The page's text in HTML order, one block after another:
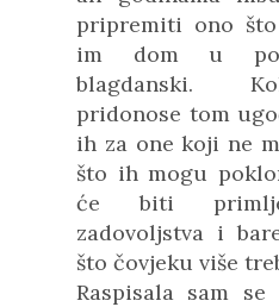
pripremiti ono
im dom u
blagdanski.
pridonose tom
ih za one koji ne
što ih mogu
će biti
zadovoljstva i
što čovjeku više
Raspisala sam